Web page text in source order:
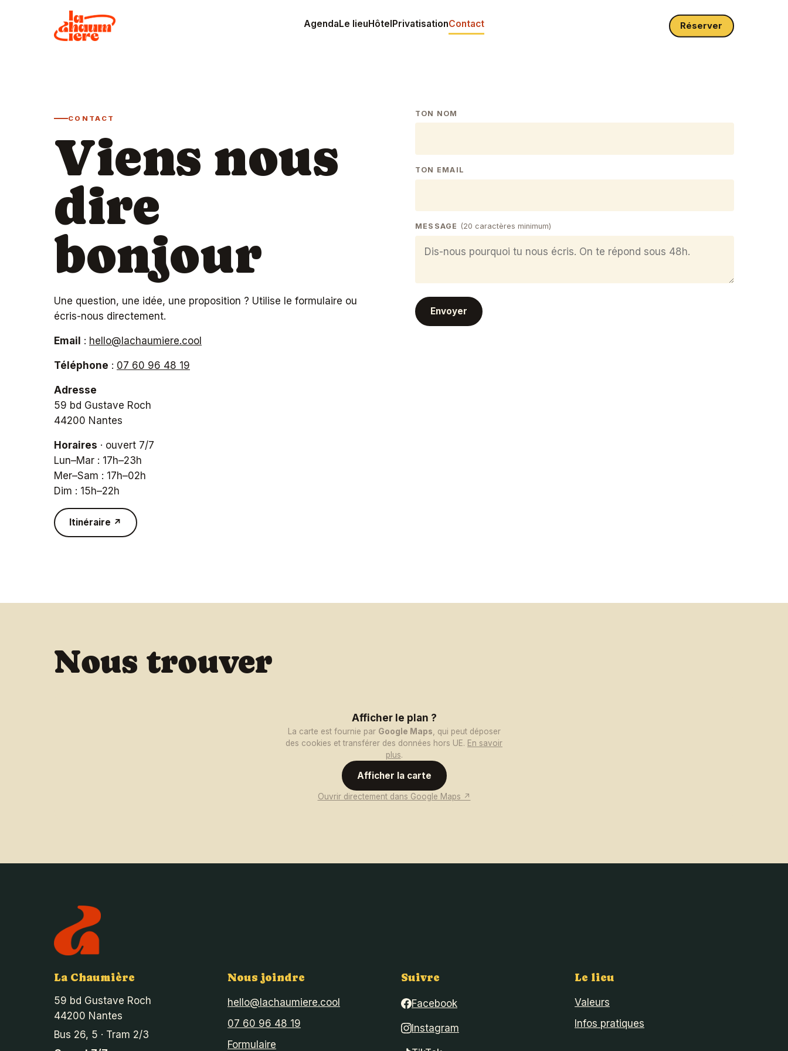
Agenda Le lieu Hôtel PrivatisationContact Réserver
CONTACT
Viens nous
dire
bonjour
Une question, une idée, une proposition ? Utilise le formulaire ou
écris-nous directement.
Email : hello@lachaumiere.cool
Téléphone : 07 60 96 48 19
Adresse
59 bd Gustave Roch
44200 Nantes
Horaires · ouvert 7/7
Lun–Mar : 17h–23h
Mer–Sam : 17h–02h
Dim : 15h–22h
Itinéraire ↗
TON NOM
TON EMAIL
MESSAGE (20 caractères minimum)
Envoyer
Nous trouver
Afficher le plan ?
La carte est fournie par Google Maps, qui peut déposer
des cookies et transférer des données hors UE. En savoir
plus.
Afficher la carte
Ouvrir directement dans Google Maps ↗
La Chaumière
59 bd Gustave Roch
44200 Nantes
Bus 26, 5 · Tram 2/3
Nous joindre
hello@lachaumiere.cool
07 60 96 48 19
Formulaire
Suivre
Facebook
Instagram
Le lieu
Valeurs
Infos pratiques